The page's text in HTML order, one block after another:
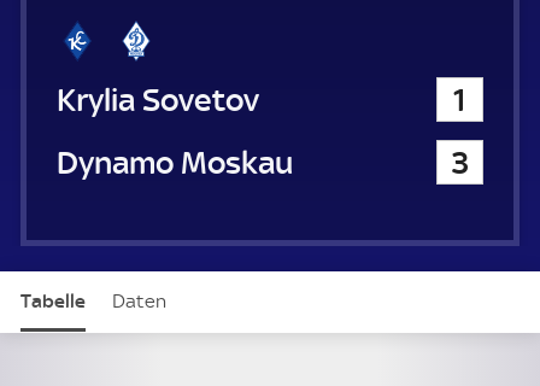
Krylia Sovetov
1
Dynamo Moskau
3
Tabelle Daten